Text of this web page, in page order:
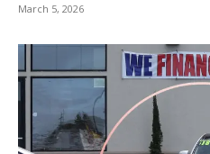
March 5, 2026